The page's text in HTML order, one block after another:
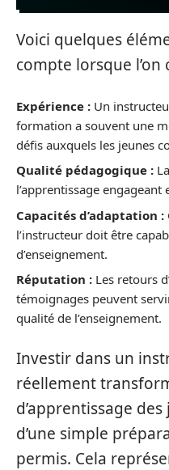
Voici quelques
compte lorsque
Expérience : Un
formation a souvent une
défis auxquels les jeunes
Qualité pédagogique :
l’apprentissage
Capacités d’adaptation :
l’instructeur doit être
d’enseignement.
Réputation : Les retours
témoignages peuvent
qualité de l’enseignement.
Investir dans un
réellement
d’apprentissage
d’une simple
permis. Cela